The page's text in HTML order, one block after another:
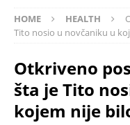
HOME HEALTH
Tito nosio u novčaniku u
Otkriveno
šta je Tito
kojem nije